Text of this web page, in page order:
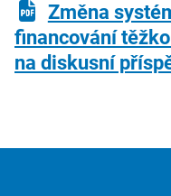
Změna
financování
na diskusní